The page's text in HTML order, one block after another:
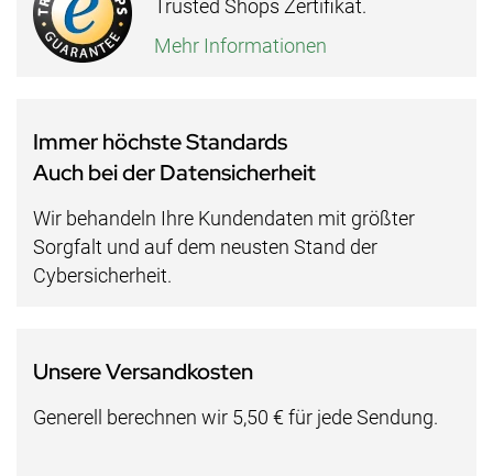
Trusted Shops Zertifikat.
Mehr Informationen
Immer höchste Standards
Auch bei der Datensicherheit
Wir behandeln Ihre Kundendaten mit größter
Sorgfalt und auf dem neusten Stand der
Cybersicherheit.
Unsere Versandkosten
Generell berechnen wir 5,50 € für jede Sendung.